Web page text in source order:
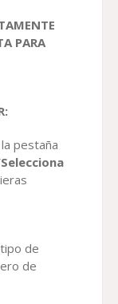
PARA
pestaña
de
de